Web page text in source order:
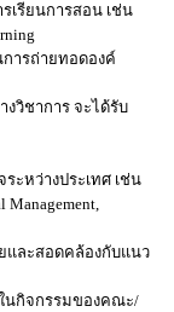
เรียนการสอน เช่น
ารถ่ายทอดองค์
วิชาการ จะได้รับ
ะหว่างประเทศ เช่น
Management,
และสอดคล้องกับแนว
นกิจกรรมของคณะ/